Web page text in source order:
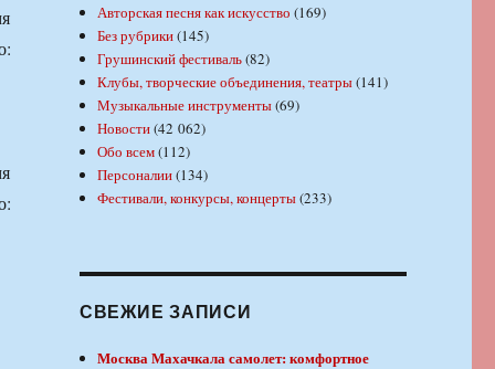
Авторская песня как искусство (169)
Без рубрики(145)
Грушинский фестиваль(82)
Клубы, творческие объединения, театры(141)
Музыкальные инструменты(69)
Новости(42 062)
Обо всем(112)
Персоналии(134)
Фестивали, конкурсы, концерты(233)
СВЕЖИЕ ЗАПИСИ
Москва Махачкала самолет: комфортное